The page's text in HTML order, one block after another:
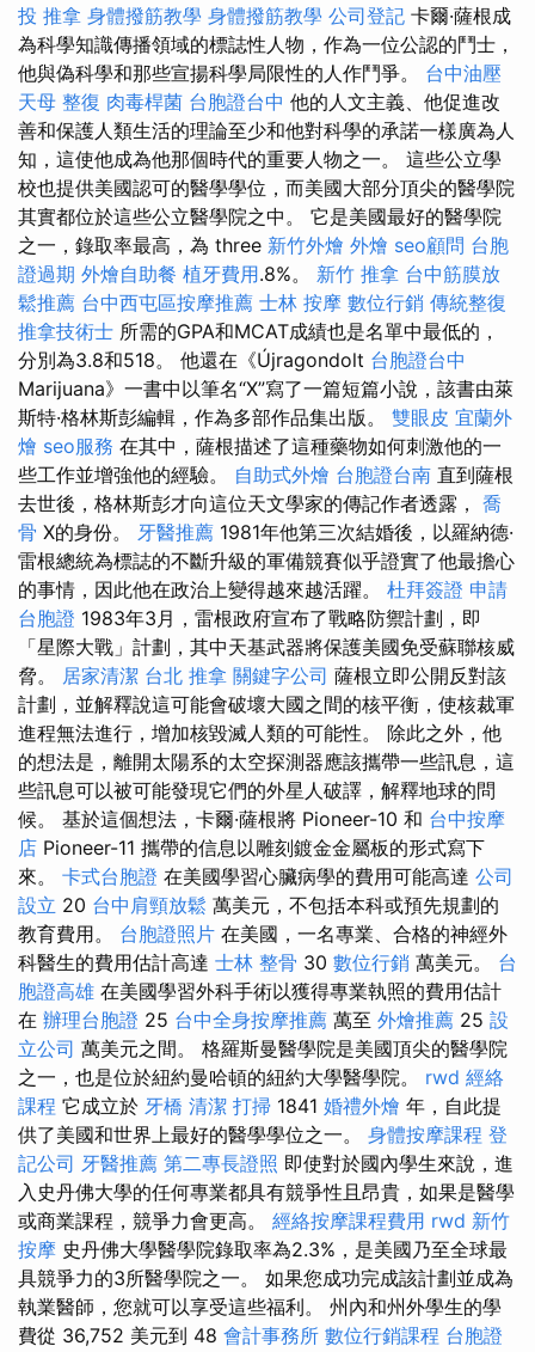
投 推拿 身體撥筋教學 身體撥筋教學 公司登記 卡爾·薩根成
為科學知識傳播領域的標誌性人物，作為一位公認的鬥士，
他與偽科學和那些宣揚科學局限性的人作鬥爭。 台中油壓
天母 整復 肉毒桿菌 台胞證台中 他的人文主義、他促進改
善和保護人類生活的理論至少和他對科學的承諾一樣廣為人
知，這使他成為他那個時代的重要人物之一。 這些公立學
校也提供美國認可的醫學學位，而美國大部分頂尖的醫學院
其實都位於這些公立醫學院之中。 它是美國最好的醫學院
之一，錄取率最高，為 three 新竹外燴 外燴 seo顧問 台胞
證過期 外燴自助餐 植牙費用.8%。 新竹 推拿 台中筋膜放
鬆推薦 台中西屯區按摩推薦 士林 按摩 數位行銷 傳統整復
推拿技術士 所需的GPA和MCAT成績也是名單中最低的，
分別為3.8和518。 他還在《Újragondolt 台胞證台中
Marijuana》一書中以筆名“X”寫了一篇短篇小說，該書由萊
斯特·格林斯彭編輯，作為多部作品集出版。 雙眼皮 宜蘭外
燴 seo服務 在其中，薩根描述了這種藥物如何刺激他的一
些工作並增強他的經驗。 自助式外燴 台胞證台南 直到薩根
去世後，格林斯彭才向這位天文學家的傳記作者透露， 喬
骨 X的身份。 牙醫推薦 1981年他第三次結婚後，以羅納德·
雷根總統為標誌的不斷升級的軍備競賽似乎證實了他最擔心
的事情，因此他在政治上變得越來越活躍。 杜拜簽證 申請
台胞證 1983年3月，雷根政府宣布了戰略防禦計劃，即
「星際大戰」計劃，其中天基武器將保護美國免受蘇聯核威
脅。 居家清潔 台北 推拿 關鍵字公司 薩根立即公開反對該
計劃，並解釋說這可能會破壞大國之間的核平衡，使核裁軍
進程無法進行，增加核毀滅人類的可能性。 除此之外，他
的想法是，離開太陽系的太空探測器應該攜帶一些訊息，這
些訊息可以被可能發現它們的外星人破譯，解釋地球的問
候。 基於這個想法，卡爾·薩根將 Pioneer-10 和 台中按摩
店 Pioneer-11 攜帶的信息以雕刻鍍金金屬板的形式寫下
來。 卡式台胞證 在美國學習心臟病學的費用可能高達 公司
設立 20 台中肩頸放鬆 萬美元，不包括本科或預先規劃的
教育費用。 台胞證照片 在美國，一名專業、合格的神經外
科醫生的費用估計高達 士林 整骨 30 數位行銷 萬美元。 台
胞證高雄 在美國學習外科手術以獲得專業執照的費用估計
在 辦理台胞證 25 台中全身按摩推薦 萬至 外燴推薦 25 設
立公司 萬美元之間。 格羅斯曼醫學院是美國頂尖的醫學院
之一，也是位於紐約曼哈頓的紐約大學醫學院。 rwd 經絡
課程 它成立於 牙橋 清潔 打掃 1841 婚禮外燴 年，自此提
供了美國和世界上最好的醫學學位之一。 身體按摩課程 登
記公司 牙醫推薦 第二專長證照 即使對於國內學生來說，進
入史丹佛大學的任何專業都具有競爭性且昂貴，如果是醫學
或商業課程，競爭力會更高。 經絡按摩課程費用 rwd 新竹
按摩 史丹佛大學醫學院錄取率為2.3%，是美國乃至全球最
具競爭力的3所醫學院之一。 如果您成功完成該計劃並成為
執業醫師，您就可以享受這些福利。 州內和州外學生的學
費從 36,752 美元到 48 會計事務所 數位行銷課程 台胞證